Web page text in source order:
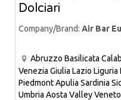
Dolciari
Company/Brand: Air Bar
Abruzzo Basilicata
Venezia Giulia Lazio Liguria
PiedmontApulia Sardinia
Umbria Aosta ValleyVeneto